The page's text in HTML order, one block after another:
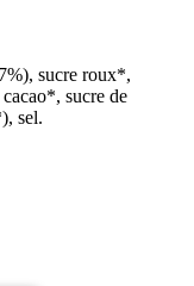
sucre roux*,
sucre de
sel.